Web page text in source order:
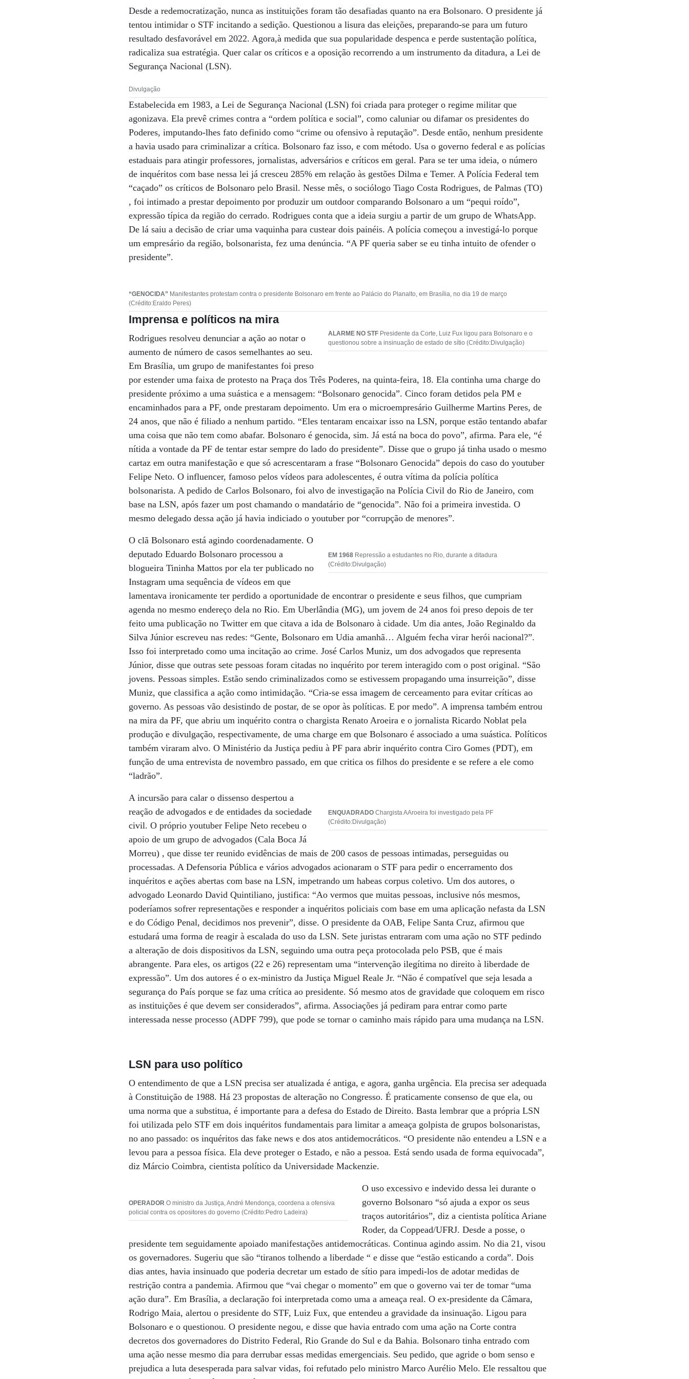
Desde a redemocratização, nunca as instituições foram tão desafiadas quanto na era Bolsonaro. O presidente já
tentou intimidar o STF incitando a sedição. Questionou a lisura das eleições, preparando-se para um futuro
resultado desfavorável em 2022. Agora,à medida que sua popularidade despenca e perde sustentação política,
radicaliza sua estratégia. Quer calar os críticos e a oposição recorrendo a um instrumento da ditadura, a Lei de
Segurança Nacional (LSN).
Divulgação
Estabelecida em 1983, a Lei de Segurança Nacional (LSN) foi criada para proteger o regime militar que
agonizava. Ela prevê crimes contra a “ordem política e social”, como caluniar ou difamar os presidentes do
Poderes, imputando-lhes fato definido como “crime ou ofensivo à reputação”. Desde então, nenhum presidente
a havia usado para criminalizar a crítica. Bolsonaro faz isso, e com método. Usa o governo federal e as polícias
estaduais para atingir professores, jornalistas, adversários e críticos em geral. Para se ter uma ideia, o número
de inquéritos com base nessa lei já cresceu 285% em relação às gestões Dilma e Temer. A Polícia Federal tem
“caçado” os críticos de Bolsonaro pelo Brasil. Nesse mês, o sociólogo Tiago Costa Rodrigues, de Palmas (TO)
, foi intimado a prestar depoimento por produzir um outdoor comparando Bolsonaro a um “pequi roído”,
expressão típica da região do cerrado. Rodrigues conta que a ideia surgiu a partir de um grupo de WhatsApp.
De lá saiu a decisão de criar uma vaquinha para custear dois painéis. A polícia começou a investigá-lo porque
um empresário da região, bolsonarista, fez uma denúncia. “A PF queria saber se eu tinha intuito de ofender o
presidente”.
“GENOCIDA” Manifestantes protestam contra o presidente Bolsonaro em frente ao Palácio do Planalto, em Brasília, no dia 19 de março
(Crédito:Eraldo Peres)
ALARME NO STFPresidente da Corte, Luiz Fux ligou para Bolsonaro e o
questionou sobre a insinuação de estado de sítio (Crédito:Divulgação)
Imprensa e políticos na mira
Rodrigues resolveu denunciar a ação ao notar o
aumento de número de casos semelhantes ao seu.
Em Brasília, um grupo de manifestantes foi preso
por estender uma faixa de protesto na Praça dos Três Poderes, na quinta-feira, 18. Ela continha uma charge do
presidente próximo a uma suástica e a mensagem: “Bolsonaro genocida”. Cinco foram detidos pela PM e
encaminhados para a PF, onde prestaram depoimento. Um era o microempresário Guilherme Martins Peres, de
24 anos, que não é filiado a nenhum partido. “Eles tentaram encaixar isso na LSN, porque estão tentando abafar
uma coisa que não tem como abafar. Bolsonaro é genocida, sim. Já está na boca do povo”, afirma. Para ele, “é
nítida a vontade da PF de tentar estar sempre do lado do presidente”. Disse que o grupo já tinha usado o mesmo
cartaz em outra manifestação e que só acrescentaram a frase “Bolsonaro Genocida” depois do caso do youtuber
Felipe Neto. O influencer, famoso pelos vídeos para adolescentes, é outra vítima da polícia política
bolsonarista. A pedido de Carlos Bolsonaro, foi alvo de investigação na Polícia Civil do Rio de Janeiro, com
base na LSN, após fazer um post chamando o mandatário de “genocida”. Não foi a primeira investida. O
mesmo delegado dessa ação já havia indiciado o youtuber por “corrupção de menores”.
EM 1968Repressão a estudantes no Rio, durante a ditadura
(Crédito:Divulgação)
O clã Bolsonaro está agindo coordenadamente. O
deputado Eduardo Bolsonaro processou a
blogueira Tininha Mattos por ela ter publicado no
Instagram uma sequência de vídeos em que
lamentava ironicamente ter perdido a oportunidade de encontrar o presidente e seus filhos, que cumpriam
agenda no mesmo endereço dela no Rio. Em Uberlândia (MG), um jovem de 24 anos foi preso depois de ter
feito uma publicação no Twitter em que citava a ida de Bolsonaro à cidade. Um dia antes, João Reginaldo da
Silva Júnior escreveu nas redes: “Gente, Bolsonaro em Udia amanhã… Alguém fecha virar herói nacional?”.
Isso foi interpretado como uma incitação ao crime. José Carlos Muniz, um dos advogados que representa
Júnior, disse que outras sete pessoas foram citadas no inquérito por terem interagido com o post original. “São
jovens. Pessoas simples. Estão sendo criminalizados como se estivessem propagando uma insurreição”, disse
Muniz, que classifica a ação como intimidação. “Cria-se essa imagem de cerceamento para evitar críticas ao
governo. As pessoas vão desistindo de postar, de se opor às políticas. E por medo”. A imprensa também entrou
na mira da PF, que abriu um inquérito contra o chargista Renato Aroeira e o jornalista Ricardo Noblat pela
produção e divulgação, respectivamente, de uma charge em que Bolsonaro é associado a uma suástica. Políticos
também viraram alvo. O Ministério da Justiça pediu à PF para abrir inquérito contra Ciro Gomes (PDT), em
função de uma entrevista de novembro passado, em que critica os filhos do presidente e se refere a ele como
“ladrão”.
ENQUADRADOChargista AAroeira foi investigado pela PF
(Crédito:Divulgação)
A incursão para calar o dissenso despertou a
reação de advogados e de entidades da sociedade
civil. O próprio youtuber Felipe Neto recebeu o
apoio de um grupo de advogados (Cala Boca Já
Morreu) , que disse ter reunido evidências de mais de 200 casos de pessoas intimadas, perseguidas ou
processadas. A Defensoria Pública e vários advogados acionaram o STF para pedir o encerramento dos
inquéritos e ações abertas com base na LSN, impetrando um habeas corpus coletivo. Um dos autores, o
advogado Leonardo David Quintiliano, justifica: “Ao vermos que muitas pessoas, inclusive nós mesmos,
poderíamos sofrer representações e responder a inquéritos policiais com base em uma aplicação nefasta da LSN
e do Código Penal, decidimos nos prevenir”, disse. O presidente da OAB, Felipe Santa Cruz, afirmou que
estudará uma forma de reagir à escalada do uso da LSN. Sete juristas entraram com uma ação no STF pedindo
a alteração de dois dispositivos da LSN, seguindo uma outra peça protocolada pelo PSB, que é mais
abrangente. Para eles, os artigos (22 e 26) representam uma “intervenção ilegítima no direito à liberdade de
expressão”. Um dos autores é o ex-ministro da Justiça Miguel Reale Jr. “Não é compatível que seja lesada a
segurança do País porque se faz uma crítica ao presidente. Só mesmo atos de gravidade que coloquem em risco
as instituições é que devem ser considerados”, afirma. Associações já pediram para entrar como parte
interessada nesse processo (ADPF 799), que pode se tornar o caminho mais rápido para uma mudança na LSN.
LSN para uso político
O entendimento de que a LSN precisa ser atualizada é antiga, e agora, ganha urgência. Ela precisa ser adequada
à Constituição de 1988. Há 23 propostas de alteração no Congresso. É praticamente consenso de que ela, ou
uma norma que a substitua, é importante para a defesa do Estado de Direito. Basta lembrar que a própria LSN
foi utilizada pelo STF em dois inquéritos fundamentais para limitar a ameaça golpista de grupos bolsonaristas,
no ano passado: os inquéritos das fake news e dos atos antidemocráticos. “O presidente não entendeu a LSN e a
levou para a pessoa física. Ela deve proteger o Estado, e não a pessoa. Está sendo usada de forma equivocada”,
diz Márcio Coimbra, cientista político da Universidade Mackenzie.
OPERADOR O ministro da Justiça, André Mendonça, coordena a ofensiva
policial contra os opositores do governo (Crédito:Pedro Ladeira)
O uso excessivo e indevido dessa lei durante o
governo Bolsonaro “só ajuda a expor os seus
traços autoritários”, diz a cientista política Ariane
Roder, da Coppead/UFRJ. Desde a posse, o
presidente tem seguidamente apoiado manifestações antidemocráticas. Continua agindo assim. No dia 21, visou
os governadores. Sugeriu que são “tiranos tolhendo a liberdade “ e disse que “estão esticando a corda”. Dois
dias antes, havia insinuado que poderia decretar um estado de sítio para impedi-los de adotar medidas de
restrição contra a pandemia. Afirmou que “vai chegar o momento” em que o governo vai ter de tomar “uma
ação dura”. Em Brasília, a declaração foi interpretada como uma a ameaça real. O ex-presidente da Câmara,
Rodrigo Maia, alertou o presidente do STF, Luiz Fux, que entendeu a gravidade da insinuação. Ligou para
Bolsonaro e o questionou. O presidente negou, e disse que havia entrado com uma ação na Corte contra
decretos dos governadores do Distrito Federal, Rio Grande do Sul e da Bahia. Bolsonaro tinha entrado com
uma ação nesse mesmo dia para derrubar essas medidas emergenciais. Seu pedido, que agride o bom senso e
prejudica a luta desesperada para salvar vidas, foi refutado pelo ministro Marco Aurélio Melo. Ele ressaltou que